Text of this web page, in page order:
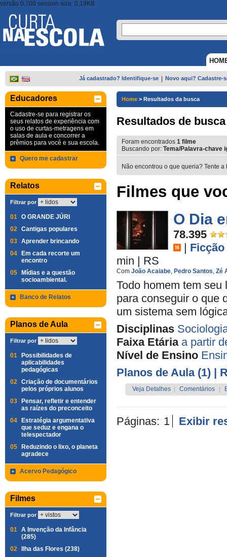
versão 0.700 session size: 0,19KB
Já cadastrado? Identifique-se Novo aqui? Cadastre-
Educadores
Cadastre-se para registrar os
seus relatos de experiência com
o uso de curtas-metragens em
salas de aula e concorrer a
prêmios para você e sua escola.
Quero me cadastrar
Relatos
Filtrar por
01 O GRANDE JÚRI
02 Cantigas populares
03 Aprender brincando
04
Em cada recorte um
encontro
05
Mídias e a questão
socioambiental.
Banco de Relatos
Planos de Aula
Filtrar por
01
Possibilidades de
aplicabilidades
pedagógicas
02 Criação de documentários
pelos próprios alunos
03
Pensar, refletir e entender
as raízes do preconceito
04
Estratégia argumentativa
que seduz e engana o
telespectador
05
Reduzindo o lixo, o planeta
agradece
Acervo Pedagógico
Filmes
Filtrar por
01 A Invenção da Infância
(285)
02
Ilha das Flores (238)
Home > Resultados da busca
Resultados de busca
Foram encontrados 1 filme
Buscando por: Tema/Palavra-chave
Não encontrou o que queria? Tente
Filmes que
O Dia
78.395
| Ficção
min | RS
Com João Acaiabe, Pedro Santos, Zé
Todo homem tem
para conseguir o que
um sistema sem
Disciplinas
Faixa Etária a partir
Nível de Ensino
Planos de Aula (1) |
Veja Detalhes Comentários
Páginas: 1 Exibir